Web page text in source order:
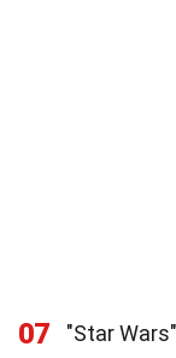
07
"Star